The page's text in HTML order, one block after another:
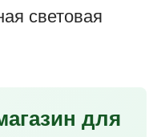
световая
для